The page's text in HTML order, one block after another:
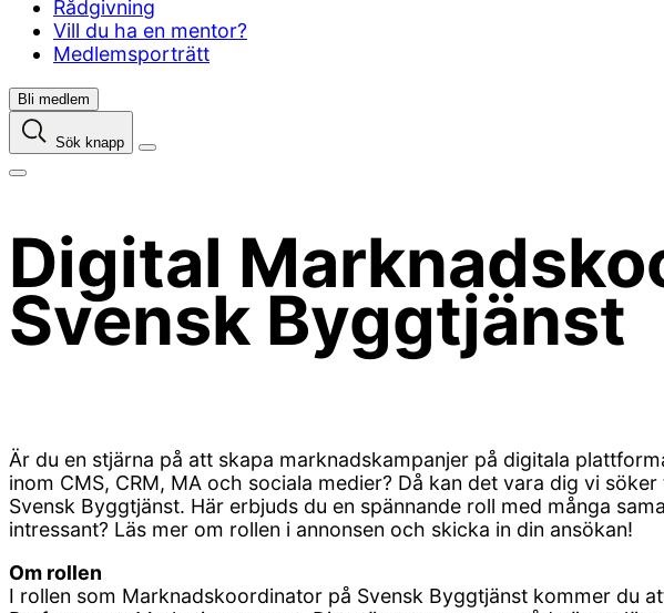
Rådgivning
Vill du ha en mentor?
Medlemsporträtt
Bli medlem
Sök knapp
Digital
Svensk Byggtjänst
Är du en stjärna på att skapa marknadskampanjer på digitala
inom CMS, CRM, MA och sociala medier? Då kan det vara dig vi
Svensk Byggtjänst. Här erbjuds du en spännande roll med många
intressant? Läs mer om rollen i annonsen och skicka in din ansökan!
Om rollen
I rollen som Marknadskoordinator på Svensk Byggtjänst kommer du